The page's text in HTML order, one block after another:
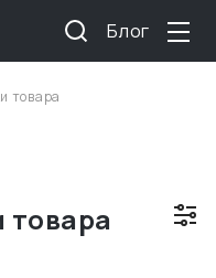
Блог
товара
товара